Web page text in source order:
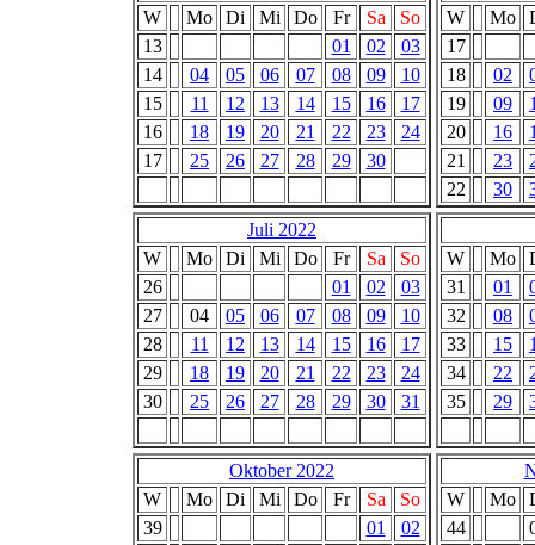
W
Mo Di Mi Do Fr Sa
So
13
01 02
03
14
04 05 06 07 08 09
10
15
11 12 13 14 15 16
17
16
18 19 20 21 22 23
24
17
25 26 27 28 29 30
W Mo
17
18
02
19
09
20
16
21
23
22
30
Juli 2022
W
Mo Di Mi Do Fr Sa
So
26
01 02
03
27
04 05 06 07 08 09
10
28
11 12 13 14 15 16
17
29
18 19 20 21 22 23
24
30
25 26 27 28 29 30 31
W Mo
31
01
32
08
33
15
34
22
35
29
Oktober 2022
W
Mo Di Mi Do Fr Sa
So
39
01
02
W
Mo
44